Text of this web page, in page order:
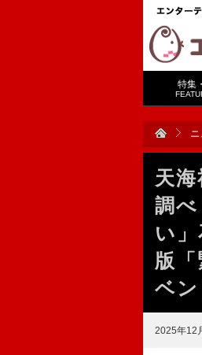
特集
ニ
天
調
い
版
ベン
2025年12